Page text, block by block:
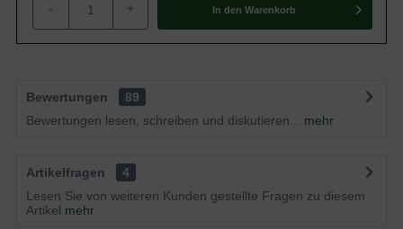
- + In den Warenkorb
Bewertungen
89
Bewertungen lesen, schreiben und diskutieren...
mehr
Artikelfragen
4
Lesen Sie von weiteren Kunden gestellte Fragen zu diesem
Artikel mehr